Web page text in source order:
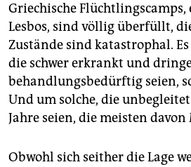
Griechische Flüchtlingscamps,
Lesbos, sind völlig überfüllt,
Zustände sind katastrophal.
die schwer erkrankt und
behandlungsbedürftig seien,
Und um solche, die
Jahre seien, die meisten davon
Obwohl sich seither die Lage